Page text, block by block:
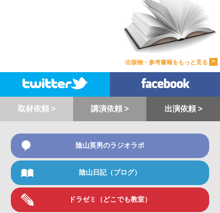
出版物・参考書籍をもっと見る >
取材依頼 > 講演依頼 > 出演依頼 >
陰山英男のラジオラボ
陰山日記（ブログ）
ドラゼミ（どこでも教室）